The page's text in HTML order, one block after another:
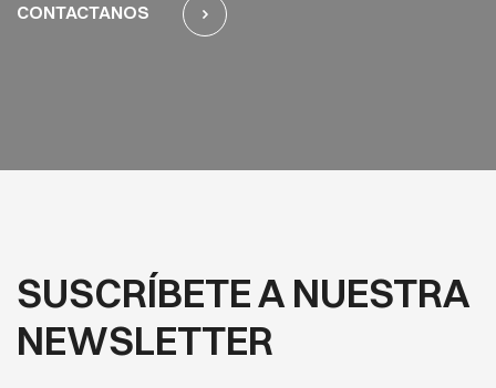
CONTACTANOS
SUSCRÍBETE A NUESTRA
NEWSLETTER